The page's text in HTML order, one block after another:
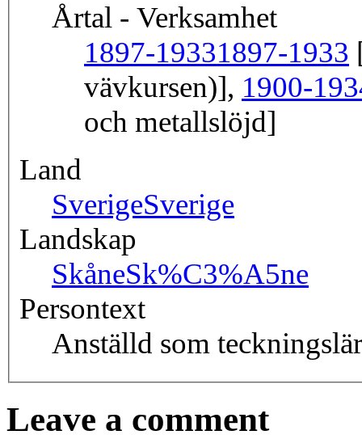
Årtal - Verksamhet
1897-19331897-1933
vävkursen)], 1900-
och metallslöjd]
Land
SverigeSverige
Landskap
SkåneSk%C3%A5ne
Persontext
Anställd som
Leave a comment